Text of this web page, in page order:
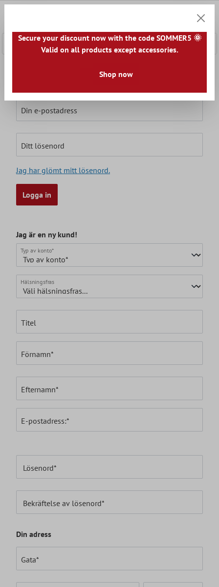
Din e-postadress
Ditt lösenord
Jag har glömt mitt lösenord.
Logga in
Jag är en ny kund!
Personuppgifter
Typ av konto*
Hälsningsfras
Titel
Förnamn*
Efternamn*
E-postadress:*
Lösenord*
Bekräftelse av lösenord*
Din adress
Gata*
Secure your discount now with the code SOMMER5 🌞
Valid on all products except accessories.
Shop now